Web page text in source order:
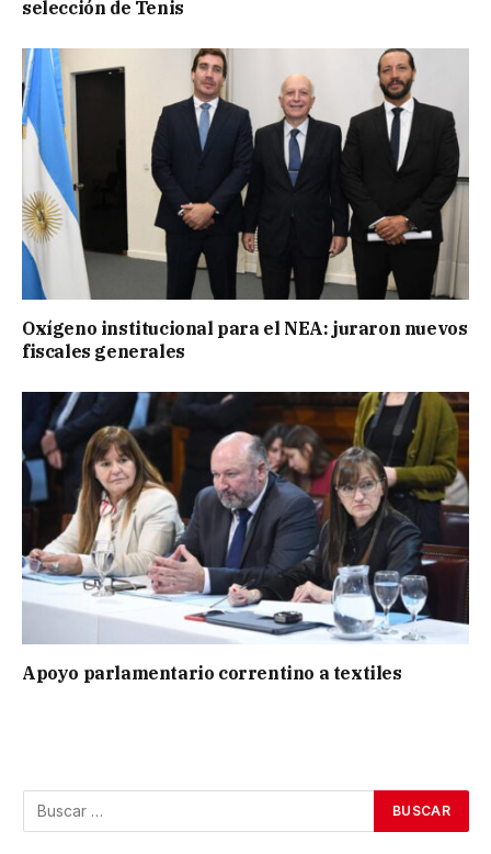
selección de Tenis
Oxígeno institucional para el NEA: juraron nuevos
fiscales generales
Apoyo parlamentario correntino a textiles